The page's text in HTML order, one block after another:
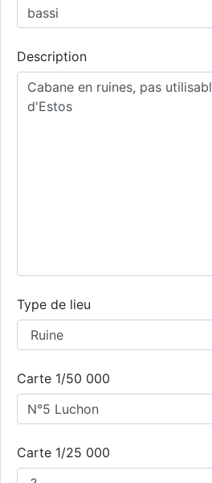
Description
Type de lieu
Carte 1/50 000
Carte 1/25 000